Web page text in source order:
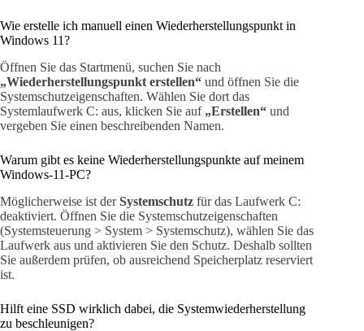
Wie erstelle ich manuell einen Wiederherstellungspunkt in
Windows 11?
Öffnen Sie das Startmenü, suchen Sie nach
„Wiederherstellungspunkt erstellen“ und öffnen Sie die
Systemschutzeigenschaften. Wählen Sie dort das
Systemlaufwerk C: aus, klicken Sie auf „Erstellen“ und
vergeben Sie einen beschreibenden Namen.
Warum gibt es keine Wiederherstellungspunkte auf meinem
Windows-11-PC?
Möglicherweise ist derSystemschutz für das Laufwerk C:
deaktiviert. Öffnen Sie die Systemschutzeigenschaften
(Systemsteuerung > System > Systemschutz), wählen Sie das
Laufwerk aus und aktivieren Sie den Schutz. Deshalb sollten
Sie außerdem prüfen, ob ausreichend Speicherplatz reserviert
ist.
Hilft eine SSD wirklich dabei, die Systemwiederherstellung
zu beschleunigen?